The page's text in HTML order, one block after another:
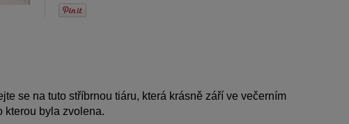
se na tuto stříbrnou tiáru, která krásně září ve večerním
kterou byla zvolena.